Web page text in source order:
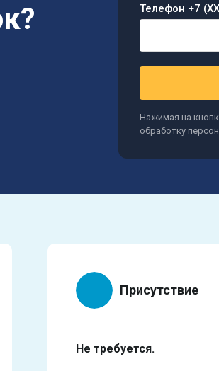
Телефон +7
Нажимая на
обработку
Присутствие
Не требуется.